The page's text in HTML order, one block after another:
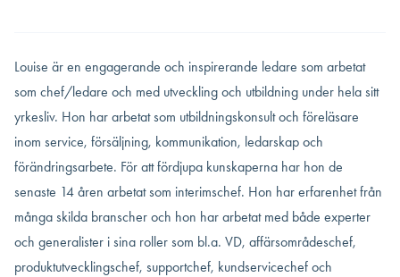
Louise är en engagerande och inspirerande ledare som arbetat
som chef/ledare och med utveckling och utbildning under hela sitt
yrkesliv. Hon har arbetat som utbildningskonsult och föreläsare
inom service, försäljning, kommunikation, ledarskap och
förändringsarbete. För att fördjupa kunskaperna har hon de
senaste 14 åren arbetat som interimschef. Hon har erfarenhet från
många skilda branscher och hon har arbetat med både experter
och generalister i sina roller som bl.a. VD, affärsområdeschef,
produktutvecklingschef, supportchef, kundservicechef och